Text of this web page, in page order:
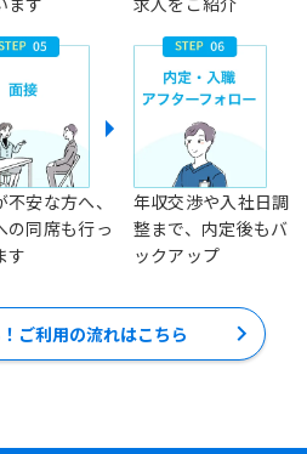
不安な方へ、
の同席も行っ
す
年収交渉や入社日調
整まで、内定後もバ
ックアップ
ご利用の流れはこちら